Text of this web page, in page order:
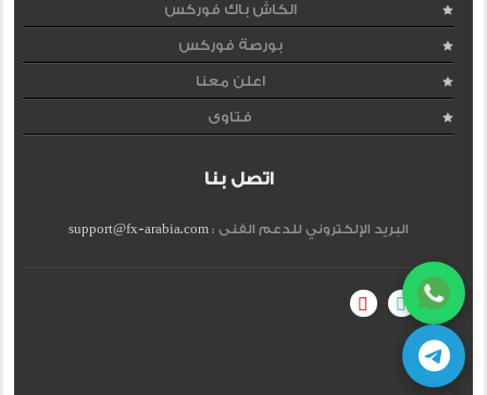
الكاش باك فوركس
بورصة فوركس
اعلن معنا
فتاوى
اتصل بنا
البريد الإلكتروني للدعم الفنى :support@fx-arabia.com